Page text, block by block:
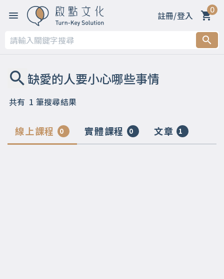
註冊/登入 0
共有 1 筆搜尋結果
線上課程 0 實體課程 0 文章 1